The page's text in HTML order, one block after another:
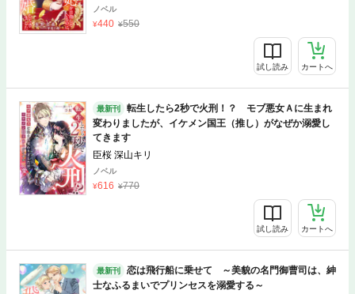
ノベル
440 550
試し読み カートへ
最新刊
転生したら2秒で火刑！？ モブ悪女Ａに生まれ
変わりましたが、イケメン国王（推し）がなぜか溺愛し
てきます
臣桜 深山キリ
ノベル
616 770
試し読み カートへ
最新刊
恋は飛行船に乗せて ～美貌の名門御曹司は、紳
士なふるまいでプリンセスを溺愛する～